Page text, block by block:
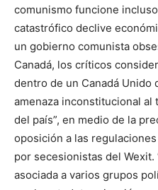
comunismo funcione
catastrófico declive
un gobierno comunista
Canadá, los críticos
dentro de un Canadá Unido
amenaza inconstitucional
del país”, en medio de la
oposición a las
por secesionistas del Wexit.
asociada a varios grupos